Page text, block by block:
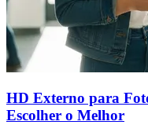
HD Externo para
Escolher o Melhor